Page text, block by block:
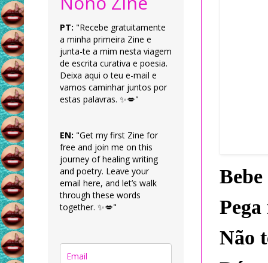
Não
PT: "Recebe gratuitamente
a minha primeira Zine e
junta-te a mim nesta viagem
de escrita curativa e poesia.
Deixa aqui o teu e-mail e
vamos caminhar juntos por
estas palavras. ✨💋"
EN: "Get my first Zine for
free and join me on this
journey of healing writing
and poetry. Leave your
email here, and let’s walk
through these words
together. ✨💋"